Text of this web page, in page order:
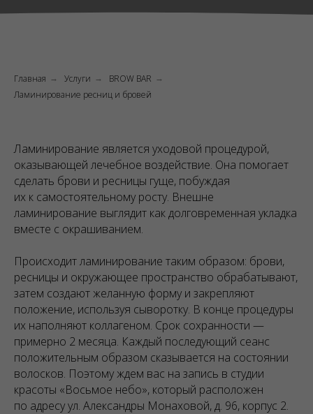
Главная → Услуги → BROW BAR →
Ламинирование ресниц и бровей
Ламинирование является уходовой процедурой,
оказывающей лечебное воздействие. Она помогает
сделать брови и ресницы гуще, побуждая
их к самостоятельному росту. Внешне
ламинирование выглядит как долговременная укладка
вместе с окрашиванием.
Происходит ламинирование таким образом: брови,
ресницы и окружающее пространство обрабатывают,
затем создают желанную форму и закрепляют
положение, используя сыворотку. В конце процедуры
их наполняют коллагеном. Срок сохранности —
примерно 2 месяца. Каждый последующий сеанс
положительным образом сказывается на состоянии
волосков. Поэтому ждем вас на запись в студии
красоты «Восьмое небо», который расположен
по адресу ул. Александры Монаховой, д. 96, корпус 2.